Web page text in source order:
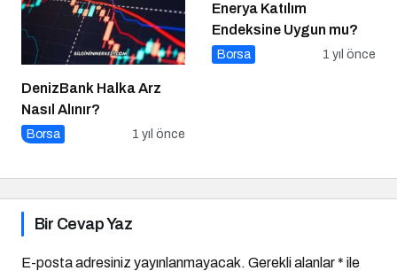
DenizBank Halka Arz
Nasıl Alınır?
Borsa 1 yıl önce
Enerya Katılım
Endeksine Uygun mu?
Borsa 1 yıl önce
Bir Cevap Yaz
E-posta adresiniz yayınlanmayacak. Gerekli alanlar* ile